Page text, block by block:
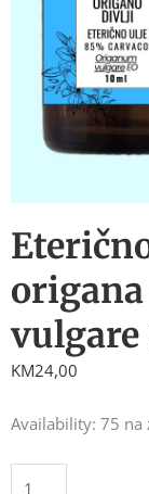
vulgare
KM24,00
Availability: 75 na
Eterično
divljeg